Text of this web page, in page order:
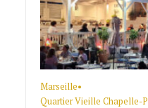
Marseille•
Quartier Vieille Chapelle-